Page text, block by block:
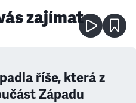
zajímat
říše, která z
Západu